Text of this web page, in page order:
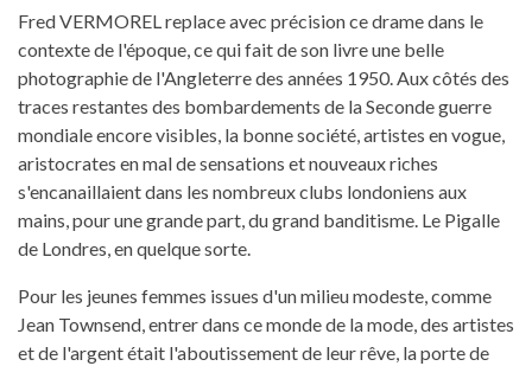
Fred VERMOREL replace avec précision ce drame dans le
contexte de l'époque, ce qui fait de son livre une belle
photographie de l'Angleterre des années 1950. Aux côtés des
traces restantes des bombardements de la Seconde guerre
mondiale encore visibles, la bonne société, artistes en vogue,
aristocrates en mal de sensations et nouveaux riches
s'encanaillaient dans les nombreux clubs londoniens aux
mains, pour une grande part, du grand banditisme. Le Pigalle
de Londres, en quelque sorte.
Pour les jeunes femmes issues d'un milieu modeste, comme
Jean Townsend, entrer dans ce monde de la mode, des artistes
et de l'argent était l'aboutissement de leur rêve, la porte de